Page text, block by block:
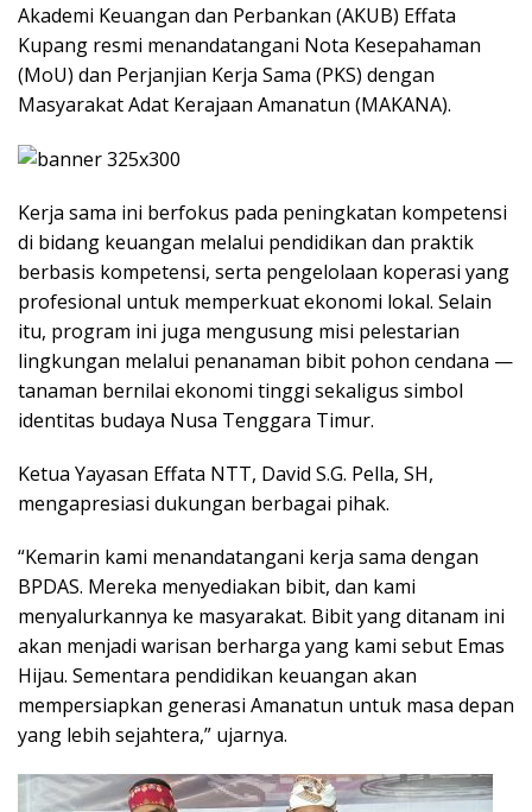
Akademi Keuangan dan Perbankan (AKUB) Effata
Kupang resmi menandatangani Nota Kesepahaman
(MoU) dan Perjanjian Kerja Sama (PKS) dengan
Masyarakat Adat Kerajaan Amanatun (MAKANA).
Kerja sama ini berfokus pada peningkatan kompetensi
di bidang keuangan melalui pendidikan dan praktik
berbasis kompetensi, serta pengelolaan koperasi yang
profesional untuk memperkuat ekonomi lokal. Selain
itu, program ini juga mengusung misi pelestarian
lingkungan melalui penanaman bibit pohon cendana —
tanaman bernilai ekonomi tinggi sekaligus simbol
identitas budaya Nusa Tenggara Timur.
Ketua Yayasan Effata NTT, David S.G. Pella, SH,
mengapresiasi dukungan berbagai pihak.
“Kemarin kami menandatangani kerja sama dengan
BPDAS. Mereka menyediakan bibit, dan kami
menyalurkannya ke masyarakat. Bibit yang ditanam ini
akan menjadi warisan berharga yang kami sebut Emas
Hijau. Sementara pendidikan keuangan akan
mempersiapkan generasi Amanatun untuk masa depan
yang lebih sejahtera,” ujarnya.